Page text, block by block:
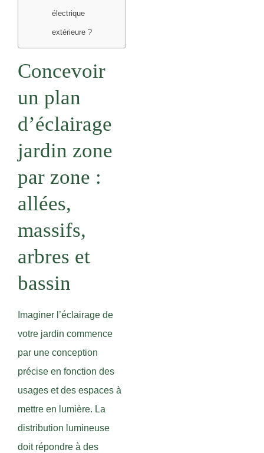
électrique
extérieure ?
Concevoir
un plan
d’éclairage
jardin zone
par zone :
allées,
massifs,
arbres et
bassin
Imaginer l’éclairage de
votre jardin commence
par une conception
précise en fonction des
usages et des espaces à
mettre en lumière. La
distribution lumineuse
doit répondre à des